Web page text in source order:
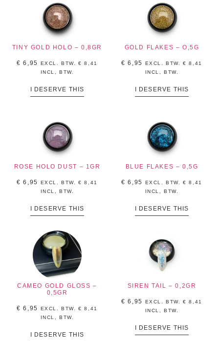
TINY GOLD HOLO – 0,8GR
€ 6,95 EXCL. BTW.€ 8,41
INCL, BTW.
I DESERVE THIS
GOLD FLAKES – O,5G
€ 6,95 EXCL. BTW.€ 8,41
INCL, BTW.
I DESERVE THIS
ROSE HOLO DUST – 1GR
€ 6,95 EXCL. BTW.€ 8,41
INCL, BTW.
I DESERVE THIS
BLUE FLAKES – 0,5G
€ 6,95 EXCL. BTW.€ 8,41
INCL, BTW.
I DESERVE THIS
CAMEO GOLD GLOSS –
0,5GR
€ 6,95 EXCL. BTW.€ 8,41
INCL, BTW.
I DESERVE THIS
SIREN TAIL – 0,2GR
€ 6,95 EXCL. BTW.€ 8,41
INCL, BTW.
I DESERVE THIS